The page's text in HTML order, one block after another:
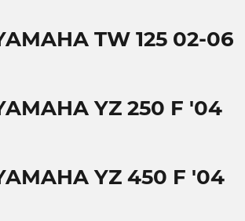
TW 125 02-06
YZ 250 F '04
YZ 450 F '04